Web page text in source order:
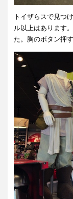
トイザらスで見つ
ル以上はあります
た。胸のボタン押